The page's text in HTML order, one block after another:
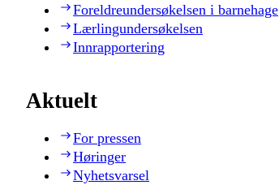
Foreldreundersøkelsen i barnehage
Lærlingundersøkelsen
Innrapportering
Aktuelt
For pressen
Høringer
Nyhetsvarsel